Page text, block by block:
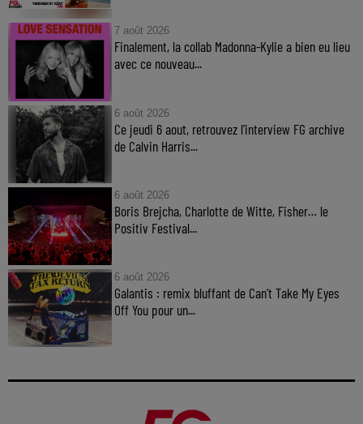
7 août 2026
Finalement, la collab Madonna-Kylie a bien eu lieu
avec ce nouveau...
6 août 2026
Ce jeudi 6 aout, retrouvez l'interview FG archive
de Calvin Harris...
6 août 2026
Boris Brejcha, Charlotte de Witte, Fisher… le
Positiv Festival...
6 août 2026
Galantis : remix bluffant de Can’t Take My Eyes
Off You pour un...